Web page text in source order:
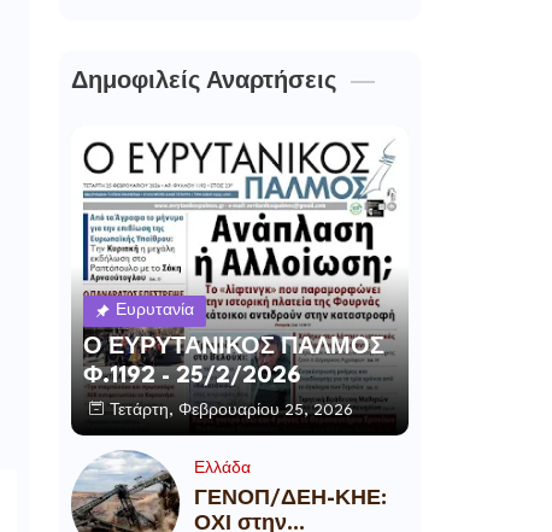
Δημοφιλείς Αναρτήσεις
Ευρυτανία
Ο ΕΥΡΥΤΑΝΙΚΟΣ ΠΑΛΜΟΣ
Φ.1192 - 25/2/2026
Τετάρτη, Φεβρουαρίου 25, 2026
Ελλάδα
ΓΕΝΟΠ/ΔΕΗ-ΚΗΕ:
ΟΧΙ στην